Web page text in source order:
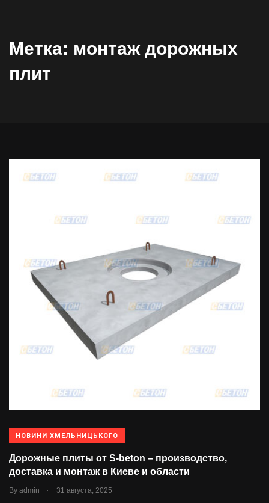
Метка: монтаж дорожных
плит
НОВИНИ ХМЕЛЬНИЦЬКОГО
Дорожные плиты от S-beton – производство,
доставка и монтаж в Киеве и области
By admin . 31 августа, 2025